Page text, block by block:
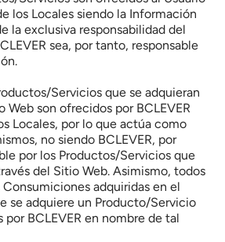
los Locales siendo la Información
la exclusiva responsabilidad del
sea, por tanto, responsable
Servicios que se adquieran
Web son ofrecidos por BCLEVER
Locales, por lo que actúa como
no siendo BCLEVER, por
por los Productos/Servicios que
del Sitio Web. Asimismo, todos
Consumiciones adquiridas en el
se adquiere un Producto/Servicio
por BCLEVER en nombre de tal